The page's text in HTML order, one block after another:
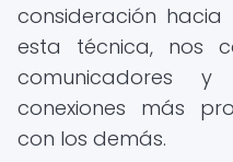
consideración
esta técnica, nos
comunicadores y
conexiones más
con los demás.